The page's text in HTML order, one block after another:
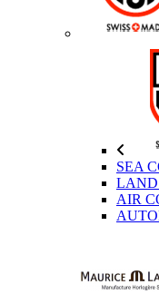
SEA
LAND
AIR